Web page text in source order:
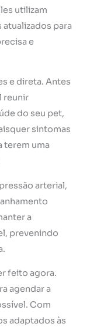
utilizam
para
e
e direta. Antes
reunir
do seu pet,
sintomas
terem uma
arterial,
a
prevenindo
feito agora.
agendar a
Com
adaptados às